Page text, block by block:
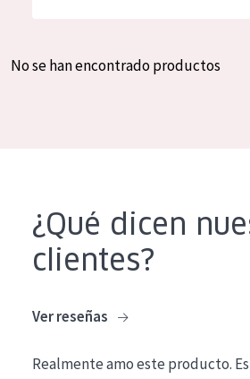
Crema de día
Crema de noche
Limpieza
Spanish
No se han encontrado productos
¿Qué dicen
clientes?
Ver reseñas
Realmente amo este producto. Es